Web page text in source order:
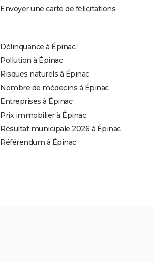
Envoyer une carte de félicitations
Délinquance à Épinac
Pollution à Épinac
Risques naturels à Épinac
Nombre de médecins à Épinac
Entreprises à Épinac
Prix immobilier à Épinac
Résultat municipale 2026 à Épinac
Référendum à Épinac